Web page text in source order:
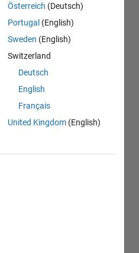
Österreich (Deutsch)
Portugal (English)
Sweden (English)
Switzerland
Deutsch
English
Français
United Kingdom (English)